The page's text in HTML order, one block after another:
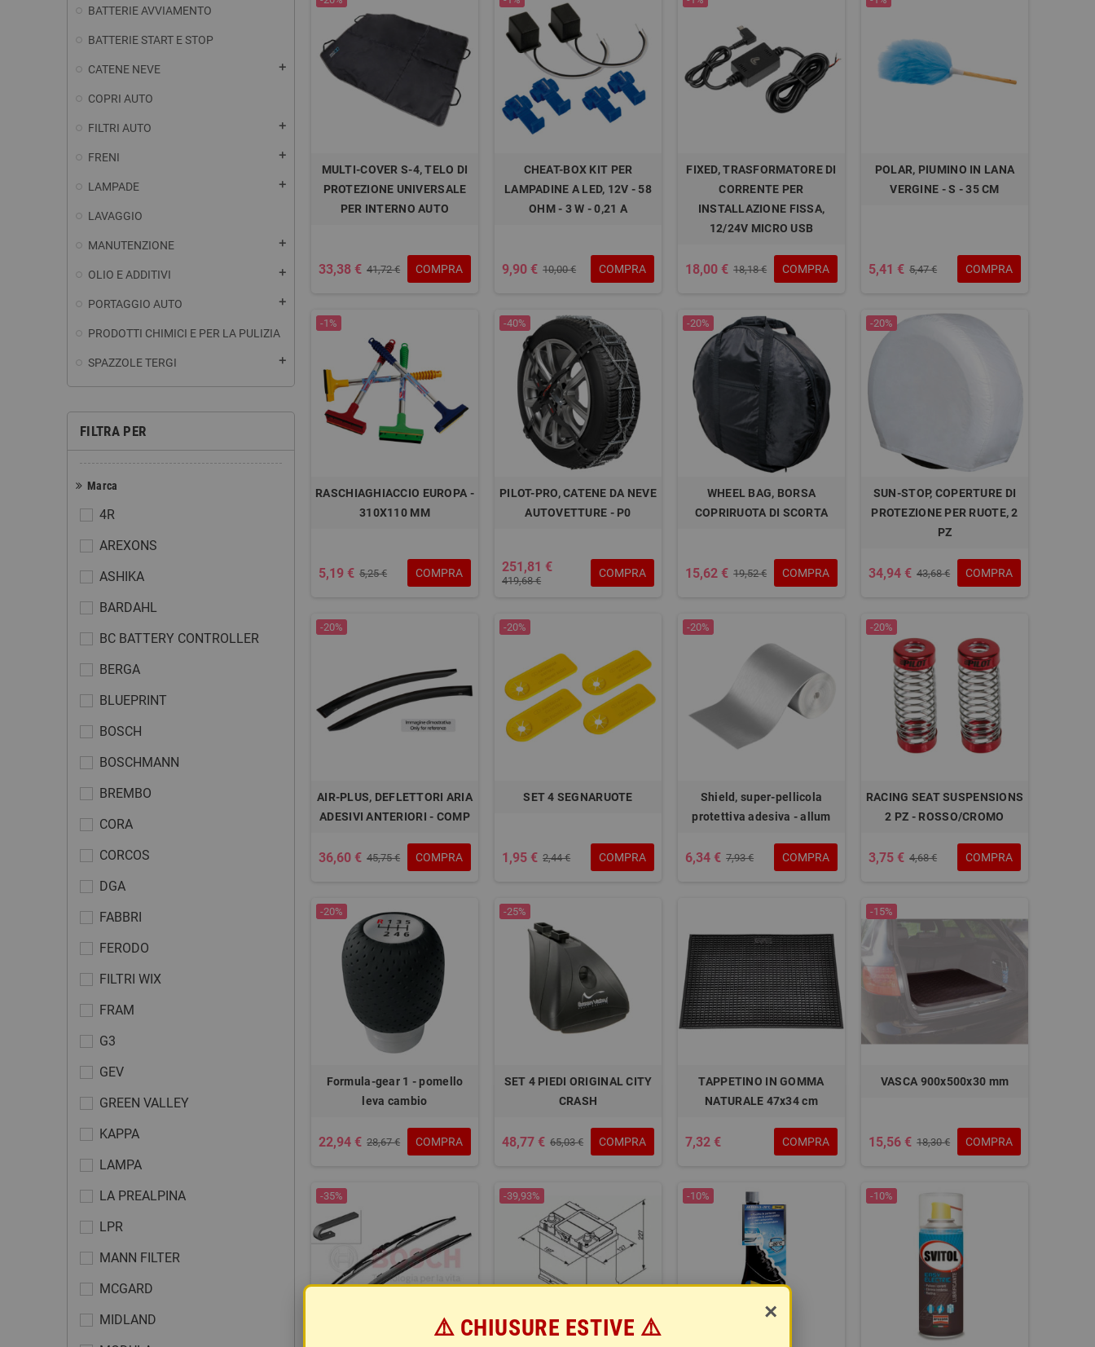
BATTERIE AVVIAMENTO
BATTERIE START E STOP
CATENE NEVE add
COPRI AUTO
FILTRI AUTO add
FRENI add
LAMPADE add
LAVAGGIO
MANUTENZIONE add
OLIO E ADDITIVI add
PORTAGGIO AUTO add
PRODOTTI CHIMICI E PER LA PULIZIA
SPAZZOLE TERGI add
FILTRA PER
Marca
4R
AREXONS
ASHIKA
BARDAHL
BC BATTERY CONTROLLER
BERGA
BLUEPRINT
BOSCH
BOSCHMANN
BREMBO
CORA
CORCOS
DGA
FABBRI
FERODO
FILTRI WIX
FRAM
G3
GEV
GREEN VALLEY
KAPPA
LAMPA
LA PREALPINA
LPR
MANN FILTER
MCGARD
MIDLAND
MULTI-COVER S-4, TELO DI
PROTEZIONE UNIVERSALE
PER INTERNO AUTO
33,38 € 41,72 € COMPRA
CHEAT-BOX KIT PER
LAMPADINE A LED, 12V - 58
OHM - 3 W - 0,21 A
9,90 € 10,00 € COMPRA
FIXED, TRASFORMATORE DI
CORRENTE PER
INSTALLAZIONE FISSA,
12/24V MICRO USB
18,00 € 18,18 € COMPRA
POLAR, PIUMINO IN LANA
VERGINE - S - 35 CM
5,41 € 5,47 € COMPRA
-1%
RASCHIAGHIACCIO EUROPA -
310X110 MM
5,19 € 5,25 € COMPRA
-40%
PILOT-PRO, CATENE DA NEVE
AUTOVETTURE - P0
251,81 €
419,68 €
COMPRA
-20%
WHEEL BAG, BORSA
COPRIRUOTA DI SCORTA
15,62 € 19,52 € COMPRA
-20%
SUN-STOP, COPERTURE DI
PROTEZIONE PER RUOTE, 2
PZ
34,94 € 43,68 € COMPRA
-20%
AIR-PLUS, DEFLETTORI ARIA
ADESIVI ANTERIORI - COMP
36,60 € 45,75 € COMPRA
-20%
SET 4 SEGNARUOTE
1,95 € 2,44 € COMPRA
-20%
Shield, super-pellicola
protettiva adesiva - allum
6,34 € 7,93 € COMPRA
-20%
RACING SEAT SUSPENSIONS
2 PZ - ROSSO/CROMO
3,75 € 4,68 € COMPRA
-20%
Formula-gear 1 - pomello
leva cambio
22,94 € 28,67 € COMPRA
-25%
SET 4 PIEDI ORIGINAL CITY
CRASH
48,77 € 65,03 € COMPRA
TAPPETINO IN GOMMA
NATURALE 47x34 cm
7,32 € COMPRA
-15%
VASCA 900x500x30 mm
15,56 € 18,30 € COMPRA
-35% -39,93% -10% -10%
×
⚠️ CHIUSURE ESTIVE ⚠️